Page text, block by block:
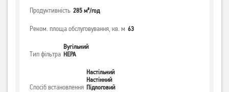
Продуктивність 285 м³/год
Реком. площа обслуговування, кв. м 63
Тип фільтра
Вугільний
НЕРА
Спосіб встановлення
Настільний
Настінний
Підлоговий